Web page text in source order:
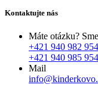
Kontaktujte nás
Máte otázku?
+421 940 982 954
+421 940 985 954
Mail